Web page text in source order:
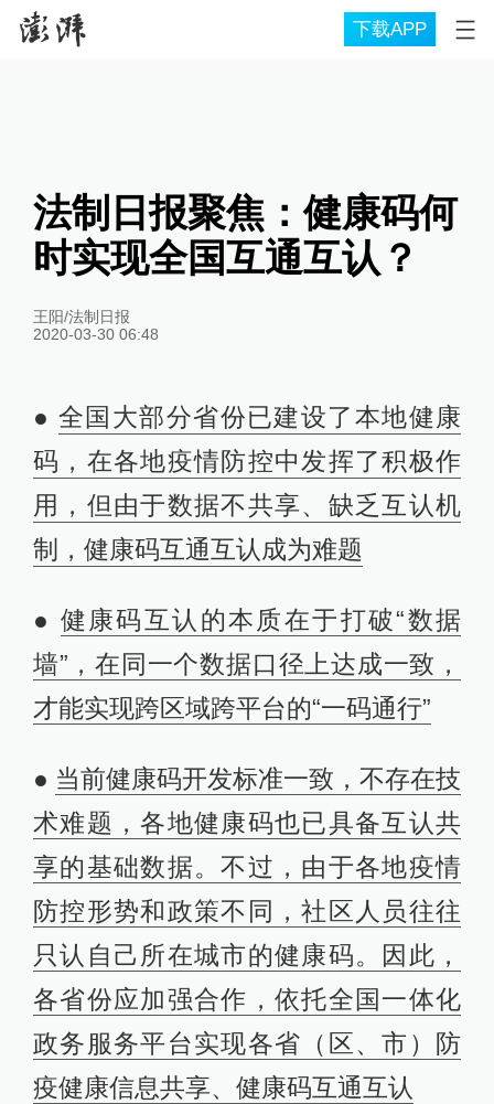
下载APP
法制日报聚焦：健康码何
时实现全国互通互认？
王阳/法制日报
2020-03-30 06:48
● 全国大部分省份已建设了本地健康
码，在各地疫情防控中发挥了积极作
用，但由于数据不共享、缺乏互认机
制，健康码互通互认成为难题
● 健康码互认的本质在于打破“数据
墙”，在同一个数据口径上达成一致，
才能实现跨区域跨平台的“一码通行”
● 当前健康码开发标准一致，不存在技
术难题，各地健康码也已具备互认共
享的基础数据。不过，由于各地疫情
防控形势和政策不同，社区人员往往
只认自己所在城市的健康码。因此，
各省份应加强合作，依托全国一体化
政务服务平台实现各省（区、市）防
疫健康信息共享、健康码互通互认